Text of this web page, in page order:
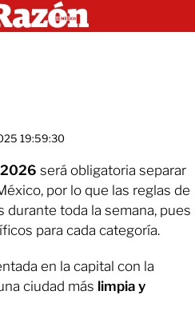
19:59:30
2026 será obligatoria separar
por lo que las reglas de
toda la semana, pues
para cada categoría.
en la capital con la
ciudad más limpia y